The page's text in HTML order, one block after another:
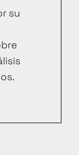
su